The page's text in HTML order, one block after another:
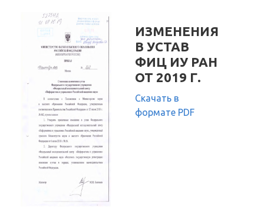
ИЗМЕНЕНИЯ
В УСТАВ
ФИЦ ИУ РАН
ОТ 2019 Г.
Скачать в
формате PDF